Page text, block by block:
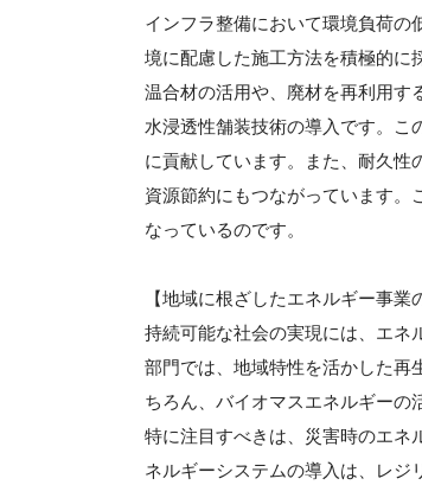
インフラ整備において環境負荷の
境に配慮した施工方法を積極的に
温合材の活用や、廃材を再利用す
水浸透性舗装技術の導入です。こ
に貢献しています。また、耐久性
資源節約にもつながっています。
なっているのです。
【地域に根ざしたエネルギー事業
持続可能な社会の実現には、エネ
部門では、地域特性を活かした再
ちろん、バイオマスエネルギーの
特に注目すべきは、災害時のエネ
ネルギーシステムの導入は、レジ